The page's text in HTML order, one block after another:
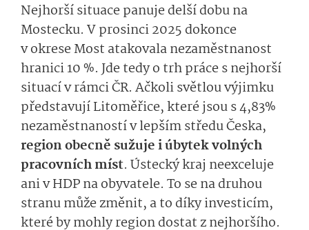
Nejhorší situace panuje delší dobu na
Mostecku. V prosinci 2025 dokonce
v okrese Most atakovala nezaměstnanost
hranici 10 %. Jde tedy o trh práce s nejhorší
situací v rámci ČR. Ačkoli světlou výjimku
představují Litoměřice, které jsou s 4,83%
nezaměstnaností v lepším středu Česka,
region obecně sužuje i úbytek volných
pracovních míst. Ústeckýkraj neexceluje
ani v HDP na obyvatele. To se na druhou
stranu může změnit, a to díky investicím,
které by mohly region dostat z nejhoršího.